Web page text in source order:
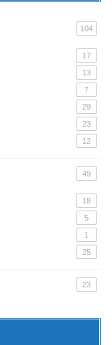
104
17
13
7
29
23
12
49
18
5
1
25
23